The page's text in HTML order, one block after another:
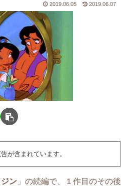
2019.06.05 2019.06.07
が含まれています。
ン 」の続編で、１作目のその後